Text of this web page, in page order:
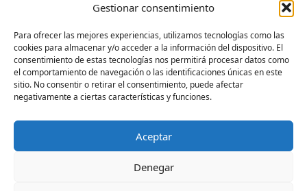
Gestionar consentimiento
Para ofrecer las mejores experiencias, utilizamos tecnologías como las
cookies para almacenar y/o acceder a la información del dispositivo. El
consentimiento de estas tecnologías nos permitirá procesar datos como
el comportamiento de navegación o las identificaciones únicas en este
sitio. No consentir o retirar el consentimiento, puede afectar
negativamente a ciertas características y funciones.
Aceptar
Denegar
Instagram
Preguntas frecuentes
Personalización
Seguimiento de pedido
Contacto
Blog
info@lausearte.com
+34666709991
Envíos a toda España